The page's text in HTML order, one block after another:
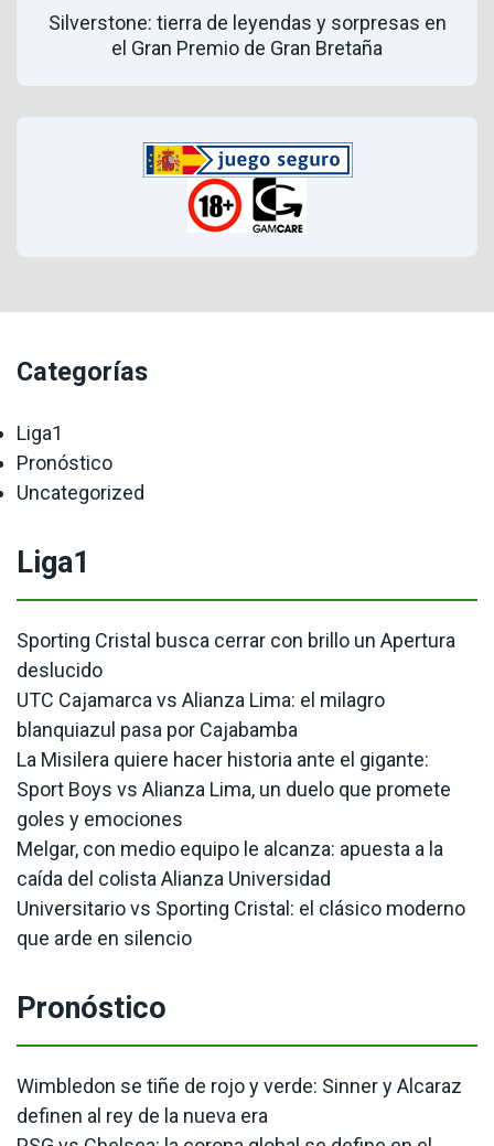
Silverstone: tierra de leyendas y sorpresas en
el Gran Premio de Gran Bretaña
Categorías
Liga1
Pronóstico
Uncategorized
Liga1
Sporting Cristal busca cerrar con brillo un Apertura
deslucido
UTC Cajamarca vs Alianza Lima: el milagro
blanquiazul pasa por Cajabamba
La Misilera quiere hacer historia ante el gigante:
Sport Boys vs Alianza Lima, un duelo que promete
goles y emociones
Melgar, con medio equipo le alcanza: apuesta a la
caída del colista Alianza Universidad
Universitario vs Sporting Cristal: el clásico moderno
que arde en silencio
Pronóstico
Wimbledon se tiñe de rojo y verde: Sinner y Alcaraz
definen al rey de la nueva era